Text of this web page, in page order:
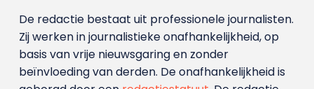
De redactie bestaat uit professionele journalisten.
Zij werken in journalistieke onafhankelijkheid, op
basis van vrije nieuwsgaring en zonder
beïnvloeding van derden. De onafhankelijkheid is